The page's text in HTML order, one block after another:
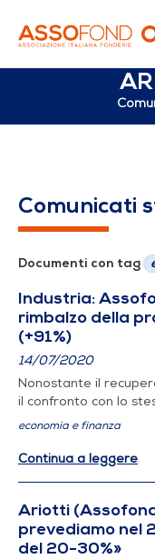
Comunicati
Documenti con tag
Industria:
rimbalzo della
(+91%)
14/07/2020
Nonostante il
il confronto con lo
economia e finanza
Continua a leggere
Ariotti
prevediamo nel
del 20-30%»